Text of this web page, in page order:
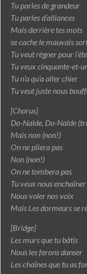
Tu parles de grandeur
Tu parles d’alliances
Mais derrière tes mots
se cache le mauvais
Tu veut régner pour
Tu veux cinquante-et-
Tu n’a qu’a aller chier
Tu veut juste nous
[Chorus]
Do-Nalde, Do-Nalde
Mais non (non!)
On ne pliera pas
Non (non!)
On ne tombera pas
Tu veux nous enchaîner
Nous voler nos voix
Mais Les dormeurs se
[Bridge]
Les murs que tu bâtis
Nous les ferons danser
Les chaînes que tu as